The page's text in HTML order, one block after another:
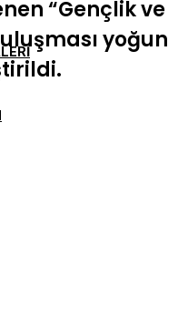
“Gençlik ve
yoğun